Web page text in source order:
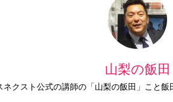
山梨の飯田
クスト公式の講師の「山梨の飯田」こと飯